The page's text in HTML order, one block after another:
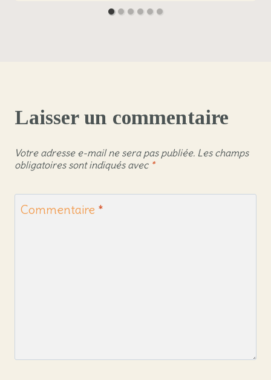
Laisser un commentaire
Votre adresse e-mail ne sera pas publiée. Les champs
obligatoires sont indiqués avec *
Commentaire *